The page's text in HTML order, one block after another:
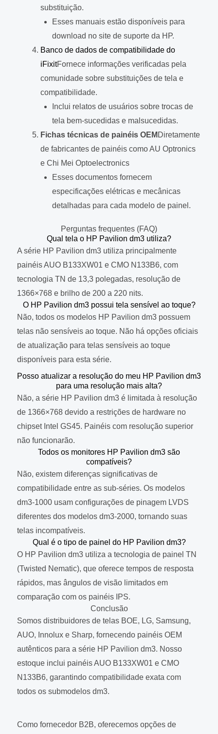
substituição.
Esses manuais estão disponíveis para
download no site de suporte da HP.
Banco de dados de compatibilidade do
iFixitFornece informações verificadas pela
comunidade sobre substituições de tela e
compatibilidade.
Inclui relatos de usuários sobre trocas de
tela bem-sucedidas e malsucedidas.
Fichas técnicas de painéis OEM Diretamente
de fabricantes de painéis como AU Optronics
e Chi Mei Optoelectronics
Esses documentos fornecem
especificações elétricas e mecânicas
detalhadas para cada modelo de painel.
Perguntas frequentes (FAQ)
Qual tela o HP Pavilion dm3 utiliza?
A série HP Pavilion dm3 utiliza principalmente
painéis AUO B133XW01 e CMO N133B6, com
tecnologia TN de 13,3 polegadas, resolução de
1366×768 e brilho de 200 a 220 nits.
O HP Pavilion dm3 possui tela sensível ao toque?
Não, todos os modelos HP Pavilion dm3 possuem
telas não sensíveis ao toque. Não há opções oficiais
de atualização para telas sensíveis ao toque
disponíveis para esta série.
Posso atualizar a resolução do meu HP Pavilion dm3
para uma resolução mais alta?
Não, a série HP Pavilion dm3 é limitada à resolução
de 1366×768 devido a restrições de hardware no
chipset Intel GS45. Painéis com resolução superior
não funcionarão.
Todos os monitores HP Pavilion dm3 são
compatíveis?
Não, existem diferenças significativas de
compatibilidade entre as sub-séries. Os modelos
dm3-1000 usam configurações de pinagem LVDS
diferentes dos modelos dm3-2000, tornando suas
telas incompatíveis.
Qual é o tipo de painel do HP Pavilion dm3?
O HP Pavilion dm3 utiliza a tecnologia de painel TN
(Twisted Nematic), que oferece tempos de resposta
rápidos, mas ângulos de visão limitados em
comparação com os painéis IPS.
Conclusão
Somos distribuidores de telas BOE, LG, Samsung,
AUO, Innolux e Sharp, fornecendo painéis OEM
autênticos para a série HP Pavilion dm3. Nosso
estoque inclui painéis AUO B133XW01 e CMO
N133B6, garantindo compatibilidade exata com
todos os submodelos dm3.
Como fornecedor B2B, oferecemos opções de